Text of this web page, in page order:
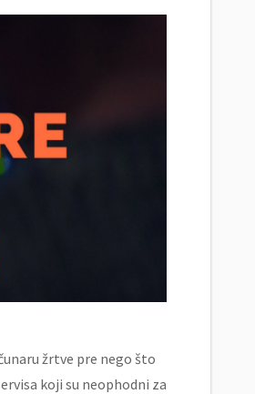
žrtve pre nego što
koji su neophodni za